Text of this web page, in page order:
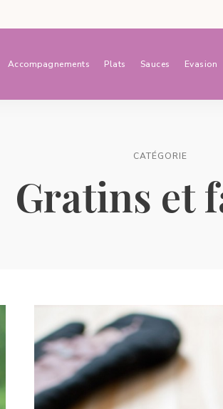
Accompagnements Plats Sauces Evasion
CATÉGORIE
Gratins et